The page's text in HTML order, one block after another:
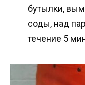
бутылки,
соды, над
течение 5